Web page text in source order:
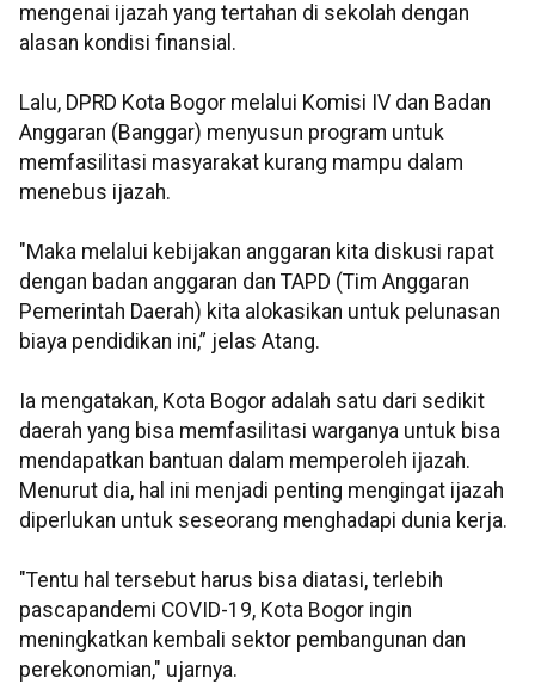
mengenai ijazah yang tertahan di sekolah dengan
alasan kondisi finansial.
Lalu, DPRD Kota Bogor melalui Komisi IV dan Badan
Anggaran (Banggar) menyusun program untuk
memfasilitasi masyarakat kurang mampu dalam
menebus ijazah.
"Maka melalui kebijakan anggaran kita diskusi rapat
dengan badan anggaran dan TAPD (Tim Anggaran
Pemerintah Daerah) kita alokasikan untuk pelunasan
biaya pendidikan ini,” jelas Atang.
Ia mengatakan, Kota Bogor adalah satu dari sedikit
daerah yang bisa memfasilitasi warganya untuk bisa
mendapatkan bantuan dalam memperoleh ijazah.
Menurut dia, hal ini menjadi penting mengingat ijazah
diperlukan untuk seseorang menghadapi dunia kerja.
"Tentu hal tersebut harus bisa diatasi, terlebih
pascapandemi COVID-19, Kota Bogor ingin
meningkatkan kembali sektor pembangunan dan
perekonomian," ujarnya.